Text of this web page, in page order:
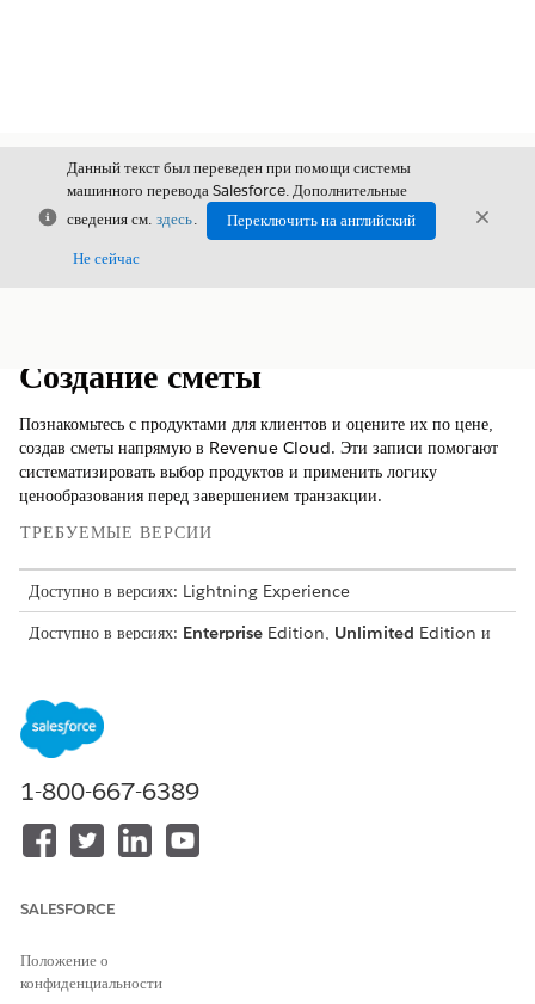
Закрыть
Данный текст был переведен при помощи системы
машинного перевода Salesforce. Дополнительные
сведения см. здесь.
Переключить на английский
Не сейчас
Создание сметы
Познакомьтесь с продуктами для клиентов и оцените их по цене,
создав сметы напрямую в Revenue Cloud. Эти записи помогают
систематизировать выбор продуктов и применить логику
ценообразования перед завершением транзакции.
ТРЕБУЕМЫЕ ВЕРСИИ
Доступно в версиях: Lightning Experience
Доступно в версиях: Enterprise Edition, Unlimited Edition и
НЕОБХОДИМЫЕ ПОЛНОМОЧИЯ ПОЛЬЗОВАТЕЛЯ
Чтобы начать процесс ценообразования, создайте новую запись
сметы в возможности или на главной вкладке «Сметы».
В записи возможности перейдите в раздел «Сметы» и
Во вкладке «Сметы» нажмите «
Введите сведения о смете, включая имя, организацию,
1-800-667-6389
SALESFORCE
Положение о
конфиденциальности